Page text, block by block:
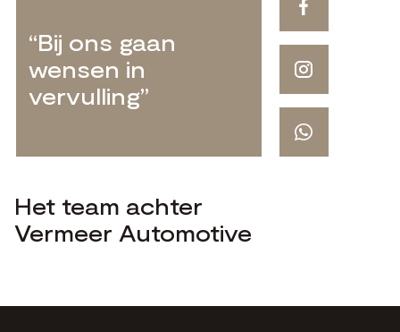
“Bij ons gaan
wensen in
vervulling”
Het team achter
Vermeer Automotive